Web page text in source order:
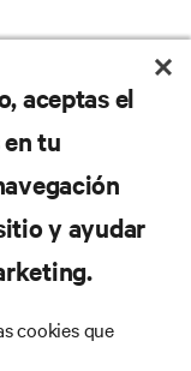
una
aceptas el
tu
y ayudar
cookies que